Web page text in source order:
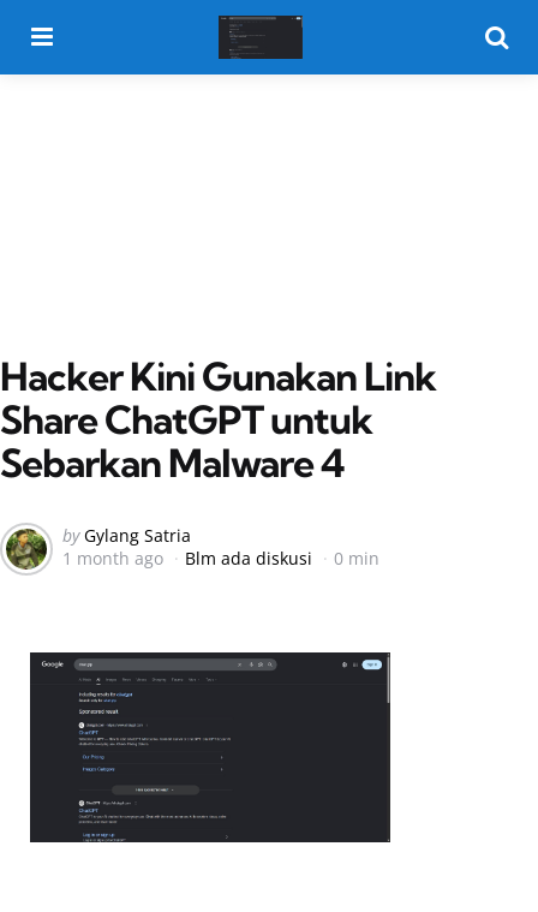
Hacker Kini Gunakan Link
Share ChatGPT untuk
Sebarkan Malware 4
Posted
by
by Gylang Satria
1 month ago
Blm ada diskusi 0 min